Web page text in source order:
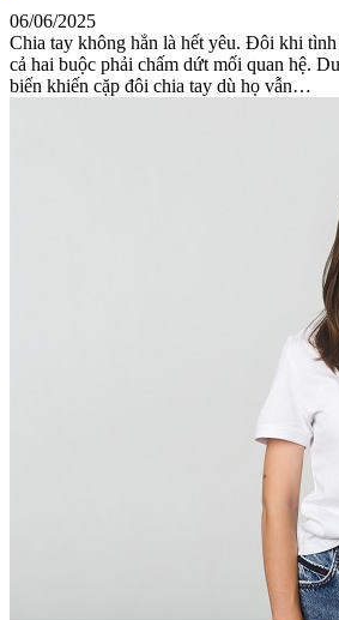
06/06/2025
Chia tay không hẳn là hết yêu. Đôi khi
cả hai buộc phải chấm dứt mối quan hệ.
biến khiến cặp đôi chia tay dù họ vẫn…